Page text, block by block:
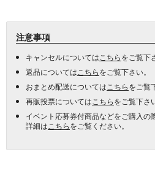
注意事項
キャンセルについては こちらをご覧下
返品については こちらをご覧下さい。
おまとめ配送については こちらをご覧
再販投票については こちらをご覧下さ
イベント応募券付商品などをご購入の
詳細は こちらをご覧ください。